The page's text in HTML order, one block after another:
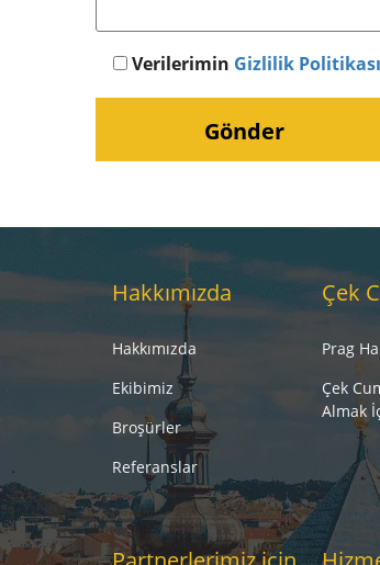
Verilerimin Gizlilik Politikası
Hakkımızda
Hakkımızda
Ekibimiz
Broşürler
Referanslar
Çek
Prag
Çek
Almak